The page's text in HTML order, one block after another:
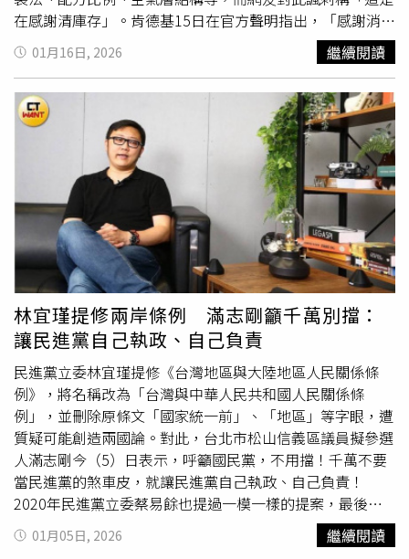
塔時，觀眾為他鼓掌，歡呼，ㄧ面拍手一面流下感動的眼
淚。離開劇場時，每位觀眾臉上都帶著長長的微笑。記者會
上，林智偉也宣布《幾米男孩的100次勇敢》2026年巡演行
程，將橫跨台灣與香港共 40場演出，總計8萬席次，巡演將
自農曆過年在台中揭開序幕，接著於3月前進香港，暑假期
間7月台北北藝中心、8月台北城市舞台；10月澎湖、台南
及雲林、11月高雄，從農曆新年一路走到年末，今年計劃走
出帳篷，將表演擴散到更多城市，《幾米男孩的100次勇
敢》將陪伴觀眾走過整整一年的歡樂時光。《幾米男孩的
100次勇敢》今年農曆馬年春節及二二八連假將在台中圓滿
戶外劇場再度登場。（圖／FOCASA馬戲團）首波上演的
2026台中FOCASA幾米馬戲樂園將在台中文心森林公園，打
造一座限定6天的主題樂園，結合藝術、市集、遊逛、節慶
跨界交融的「文化嘉年華」，《幾米男孩的100次勇敢》於
大年初三至初五（2/19至2/21）及二二八連假（2/27-3/1）
在圓滿劇場上演，購票資訊請洽TixFun及Klook售票系統。
在感謝清庫存」。肯德基15日在官方聲明指出，「感謝消費
者28年來的支持，經典原味蛋撻即將走入歷史」，並預告
16日舉行記者會說明細節。由於語氣強烈，加上未說明後續
有員工爆料，這只是行銷策略，實際上蛋撻並未真正下架。
而16日上午肯德基也正式宣布，「肯德基全新『原味蛋撻－
超極酥』1月20日認酥登場」，並坦言不再販售「經典原味
蛋撻」，但有全新的「原味蛋撻－超極酥」，從結構與製作
工藝全面重新研發，翻新過往撻皮製法，從配方比例、空氣
層結構到全程控溫烘烤皆翻新，打造層次更分明、口感更酥
脆的新一代原味蛋撻。消息曝光後，網友紛紛湧入官方貼文
留言區怒轟：「賺了流量賠了信任，坐等新舊款比較」、
「用想也知道不可能停賣，只能說昨天去排隊的都幫忙消庫
存」、「這行銷手法不行」、「原來是原味蛋塔改名成認輸
蛋塔，這個取名真是謝囉」、「昨天排隊去買：我好像 小
丑」，更有網友模仿相同手法稱：「『行銷部長』從今日辭
職，隔日『行銷部長－穿長袖外套』正式到職」。不過也有
另一派網友認為，「做得好！你這樣行銷真的厲害耶」、
「果然是蛋塔專賣店」、「這企劃不得不說真的很牛，吸引
客人的目光來行銷」、「很有趣，滿好笑的」。
01月16日, 2026 繼續閱讀
林宜瑾提修兩岸條例 滿志剛籲千萬別擋：
讓民進黨自己執政、自己負責
民進黨立委林宜瑾提修《台灣地區與大陸地區人民關係條
例》，將名稱改為「台灣與中華人民共和國人民關係條
例」，並刪除原條文「國家統一前」、「地區」等字眼，遭
質疑可能創造兩國論。對此，台北市松山信義區議員擬參選
人滿志剛今（5）日表示，呼籲國民黨，不用擋！千萬不要
當民進黨的煞車皮，就讓民進黨自己執政、自己負責！
2020年民進黨立委蔡易餘也提過一模一樣的提案，最後在
黨內壓力跟美國關注下，蔡易餘自己當縮頭烏龜，還留下千
古笑話：「柯總召當黑暗騎士，我當
又何妨？」滿志剛
01月05日, 2026 繼續閱讀